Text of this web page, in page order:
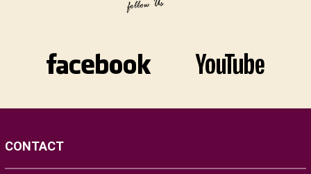
CONTACT